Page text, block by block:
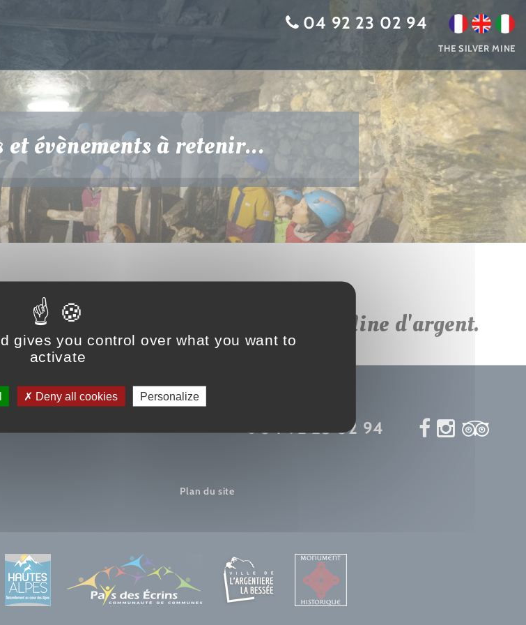
04 92 23 02 94
THE SILVER MINE
et évènements à retenir...
un rdv exceptionnel à la Mine d'argent.
04 92 23 02 94
Plan du site
gives you control over what you want to
activate
Deny all cookies Personalize